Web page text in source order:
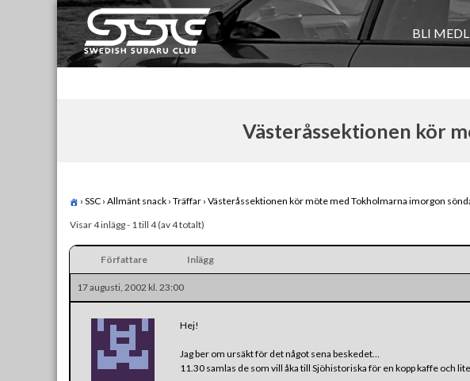
Skip
to
content
Swedish Subaru Club
För oss som älskar Subaru!
BLI
Västeråssektionen kör
› SSC › Allmänt snack › Träffar › Västeråssektionen kör möte med Tokholmarna imorgon
Visar 4 inlägg - 1 till 4 (av 4 totalt)
Författare Inlägg
17 augusti, 2002 kl. 23:00
Hej!
Jag ber om ursäkt för det något sena beskedet…
11.30 samlas de som vill åka till Sjöhistoriska för en kopp kaffe och